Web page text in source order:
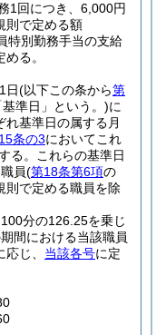
1回につき、6,000円
則で定める額
特別勤務手当の支給
る。
日(以下この条から第
準日」という。)に
れ基準日の属する月
条の3においてこれ
る。
これらの基準日
員(第18条第6項の
則で定める職員を除
分の126.25を乗じ
間における当該職員
じ、 当該各号に定